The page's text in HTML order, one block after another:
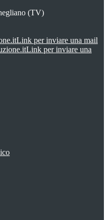
(TV)
Link per inviare una mail
Link per inviare una